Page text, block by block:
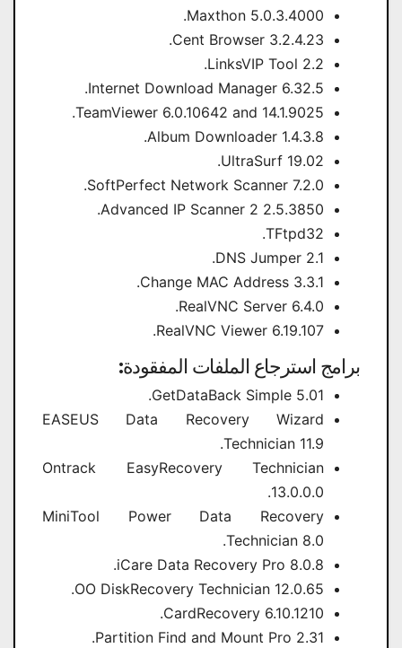
Maxthon 5.0.3.4000.
Cent Browser 3.2.4.23.
LinksVIP Tool 2.2.
Internet Download Manager 6.32.5.
TeamViewer 6.0.10642 and 14.1.9025.
Album Downloader 1.4.3.8.
UltraSurf 19.02.
SoftPerfect Network Scanner 7.2.0.
Advanced IP Scanner 2 2.5.3850.
TFtpd32.
DNS Jumper 2.1.
Change MAC Address 3.3.1.
RealVNC Server 6.4.0.
RealVNC Viewer 6.19.107.
برامج استرجاع الملفات المفقودة:
GetDataBack Simple 5.01.
EASEUS Data Recovery Wizard
Technician 11.9.
Ontrack EasyRecovery Technician
13.0.0.0.
MiniTool Power Data Recovery
Technician 8.0.
iCare Data Recovery Pro 8.0.8.
OO DiskRecovery Technician 12.0.65.
CardRecovery 6.10.1210.
Partition Find and Mount Pro 2.31.